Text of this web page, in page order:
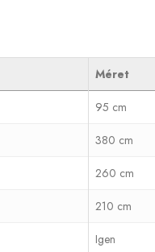
Méret
95 cm
380 cm
260 cm
210 cm
Igen